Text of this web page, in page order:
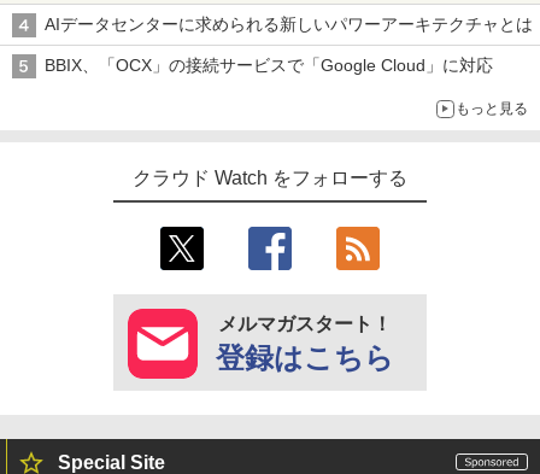
AIデータセンターに求められる新しいパワーアーキテクチャとは
BBIX、「OCX」の接続サービスで「Google Cloud」に対応
もっと見る
クラウド Watch をフォローする
メルマガスタート！
登録はこちら
Special Site